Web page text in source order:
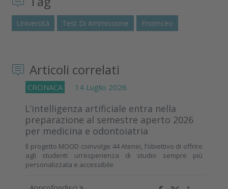
Università Test Di Ammissione Fnomceo
Articoli correlati
CRONACA 14 Luglio 2026
L’intelligenza artificiale entra nella
preparazione al semestre aperto 2026
per medicina e odontoiatria
Il progetto MOOD coinvolge 44 Atenei, l’obiettivo di offrire
agli studenti un’esperienza di studio sempre più
personalizzata e accessibile